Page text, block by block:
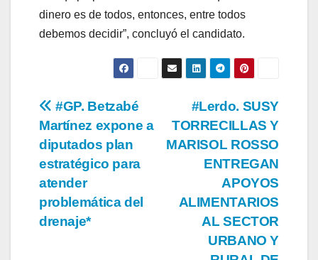
dinero es de todos, entonces, entre todos
debemos decidir”, concluyó el candidato.
Navegación
de
entradas
#Lerdo. SUSY
TORRECILLAS Y
MARISOL ROSSO
ENTREGAN
APOYOS
ALIMENTARIOS
AL SECTOR
URBANO Y
#GP. Betzabé
Martínez expone a
diputados plan
estratégico para
atender
problemática del
drenaje*